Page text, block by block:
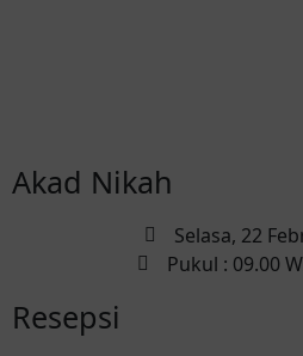
Akad Nikah
Selasa, 22
Pukul : 09.00
Resepsi